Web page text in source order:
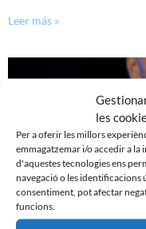
les
Per a oferir les millors
emmagatzemar i/o accedir a
d'aquestes tecnologies ens
navegació o les identificacions
consentiment, pot afectar
funcions.
Leer más »